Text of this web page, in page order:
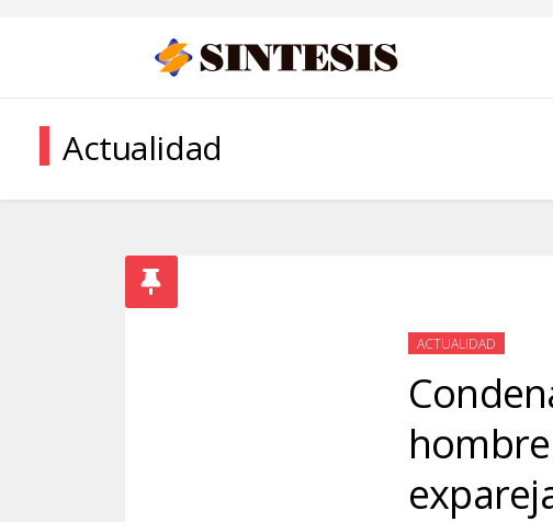
Actualidad
ACTUALIDAD